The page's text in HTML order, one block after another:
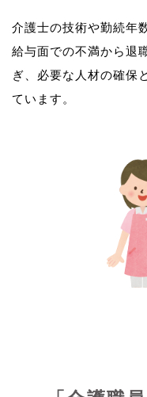
介護士の技術や勤続年
給与面での不満から退
ぎ、必要な人材の確保
ています。